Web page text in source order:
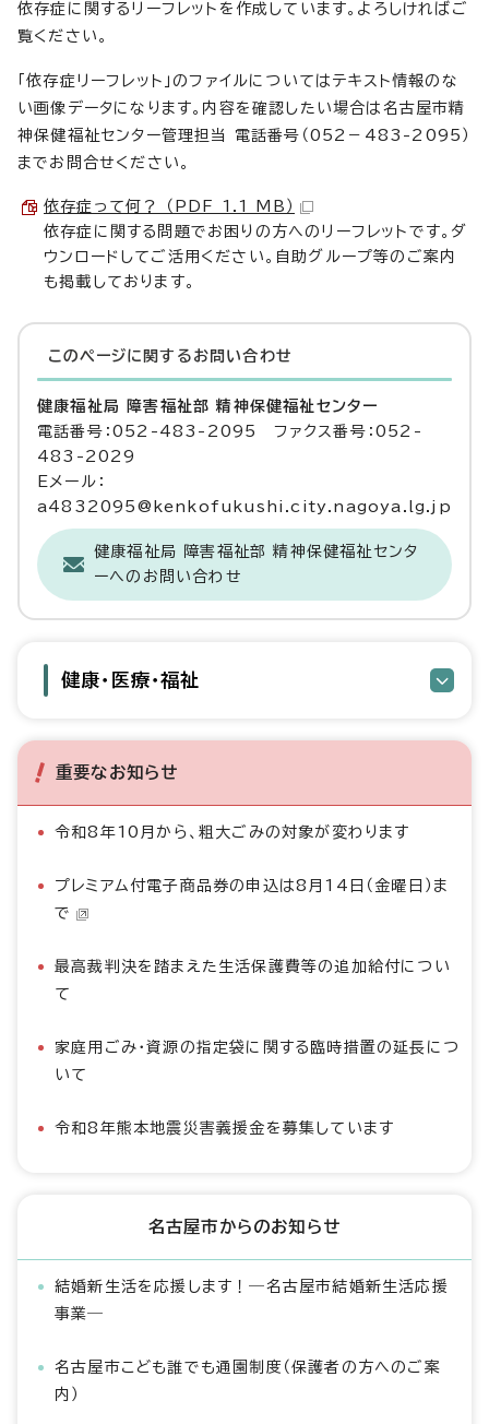
依存症に関するリーフレットを作成しています。よろしければご
覧ください。
「依存症リーフレット」のファイルについてはテキスト情報のな
い画像データになります。内容を確認したい場合は名古屋市精
神保健福祉センター管理担当 電話番号（052－483-2095）
までお問合せください。
依存症って何？ （PDF 1.1 MB）
依存症に関する問題でお困りの方へのリーフレットです。ダ
ウンロードしてご活用ください。自助グループ等のご案内
も掲載しております。
このページに関する お問い合わせ
健康福祉局 障害福祉部 精神保健福祉センター
電話番号：052-483-2095 ファクス番号：052-
483-2029
Eメール：
a4832095@kenkofukushi.city.nagoya.lg.jp
健康福祉局 障害福祉部 精神保健福祉センタ
ーへのお問い合わせ
健康・医療・福祉
重要なお知らせ
令和8年10月から、粗大ごみの対象が変わります
プレミアム付電子商品券の申込は8月14日（金曜日）ま
で
最高裁判決を踏まえた生活保護費等の追加給付につい
て
家庭用ごみ・資源の指定袋に関する臨時措置の延長につ
いて
令和8年熊本地震災害義援金を募集しています
名古屋市からのお知らせ
結婚新生活を応援します！―名古屋市結婚新生活応援
事業―
名古屋市こども誰でも通園制度（保護者の方へのご案
内）